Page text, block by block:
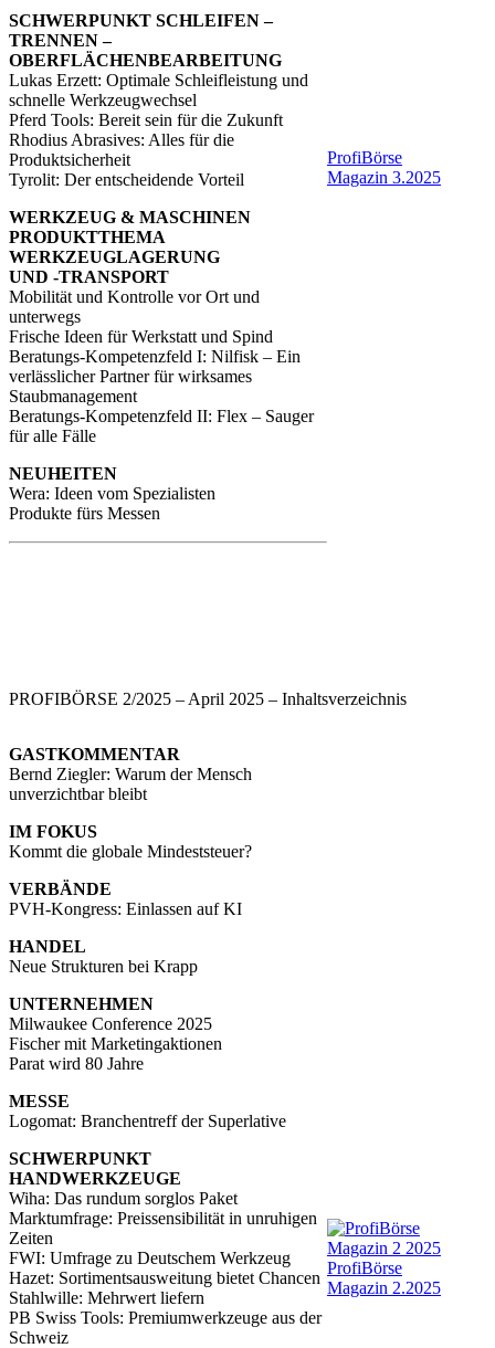
SCHWERPUNKT SCHLEIFEN –
TRENNEN –
OBERFLÄCHENBEARBEITUNG
Lukas Erzett: Optimale Schleifleistung und
schnelle Werkzeugwechsel
Pferd Tools: Bereit sein für die Zukunft
Rhodius Abrasives: Alles für die
Produktsicherheit
Tyrolit: Der entscheidende Vorteil
WERKZEUG & MASCHINEN
PRODUKTTHEMA
WERKZEUGLAGERUNG
UND -TRANSPORT
Mobilität und Kontrolle vor Ort und
unterwegs
Frische Ideen für Werkstatt und Spind
Beratungs-Kompetenzfeld I: Nilfisk – Ein
verlässlicher Partner für wirksames
Staubmanagement
Beratungs-Kompetenzfeld II: Flex – Sauger
für alle Fälle
NEUHEITEN
Wera: Ideen vom Spezialisten
Produkte fürs Messen
ProfiBörse
Magazin 3.2025
PROFIBÖRSE 2/2025 – April 2025 – Inhaltsverzeichnis
GASTKOMMENTAR
Bernd Ziegler: Warum der Mensch
unverzichtbar bleibt
IM FOKUS
Kommt die globale Mindeststeuer?
VERBÄNDE
PVH-Kongress: Einlassen auf KI
HANDEL
Neue Strukturen bei Krapp
UNTERNEHMEN
Milwaukee Conference 2025
Fischer mit Marketingaktionen
Parat wird 80 Jahre
MESSE
Logomat: Branchentreff der Superlative
SCHWERPUNKT
HANDWERKZEUGE
Wiha: Das rundum sorglos Paket
Marktumfrage: Preissensibilität in unruhigen
Zeiten
FWI: Umfrage zu Deutschem Werkzeug
Hazet: Sortimentsausweitung bietet Chancen
Stahlwille: Mehrwert liefern
PB Swiss Tools: Premiumwerkzeuge aus der
Schweiz
ProfiBörse
Magazin 2.2025